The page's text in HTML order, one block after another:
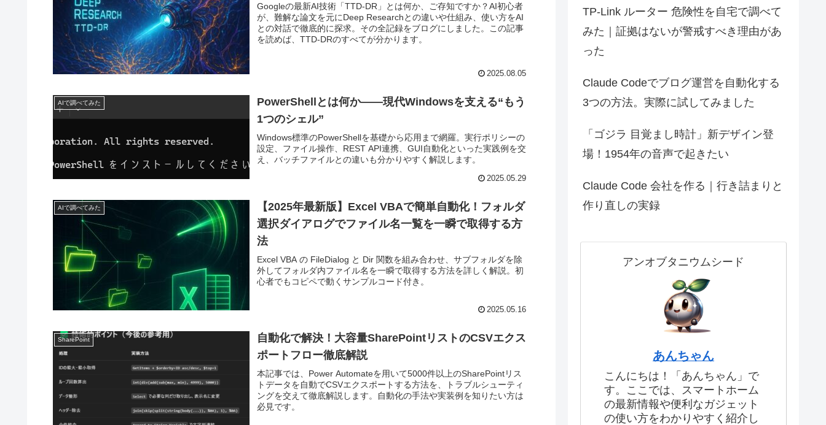
Googleの最新AI技術「TTD-DR」とは何か、ご存知ですか？AI初心者
が、難解な論文を元にDeep Researchとの違いや仕組み、使い方をAI
との対話で徹底的に探求。その全記録をブログにしました。この記事
を読めば、TTD-DRのすべてが分かります。
2025.08.05
AIで調べてみた
PowerShellとは何か――現代Windowsを支える“もう
1つのシェル”
Windows標準のPowerShellを基礎から応用まで網羅。実行ポリシーの
設定、ファイル操作、REST API連携、GUI自動化といった実践例を交
え、バッチファイルとの違いも分かりやすく解説します。
2025.05.29
AIで調べてみた
【2025年最新版】Excel VBAで簡単自動化！フォルダ
選択ダイアログでファイル名一覧を一瞬で取得する方
法
Excel VBA の FileDialog と Dir 関数を組み合わせ、サブフォルダを除
外してフォルダ内ファイル名を一瞬で取得する方法を詳しく解説。初
心者でもコピペで動くサンプルコード付き。
2025.05.16
SharePoint
自動化で解決！大容量SharePointリストのCSVエクス
ポートフロー徹底解説
本記事では、Power Automateを用いて5000件以上のSharePointリス
トデータを自動でCSVエクスポートする方法を、トラブルシューティ
ングを交えて徹底解説します。自動化の手法や実装例を知りたい方は
必見です。
TP-Link ルーター 危険性を自宅で調べて
みた｜証拠はないが警戒すべき理由があ
った
Claude Codeでブログ運営を自動化する
3つの方法。実際に試してみました
「ゴジラ 目覚まし時計」新デザイン登
場！1954年の音声で起きたい
Claude Code 会社を作る｜行き詰まりと
作り直しの実録
アンオブタニウムシード
あんちゃん
こんにちは！「あんちゃん」で
す。ここでは、スマートホーム
の最新情報や便利なガジェット
の使い方をわかりやすく紹介し